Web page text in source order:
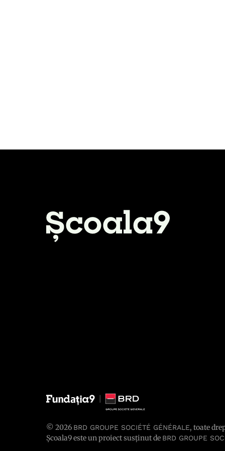
© 2026 BRD GROUPE SOCIÉTÉ GÉNÉRALE, toate
Școala9 este un proiect susținut de BRD GROUPE